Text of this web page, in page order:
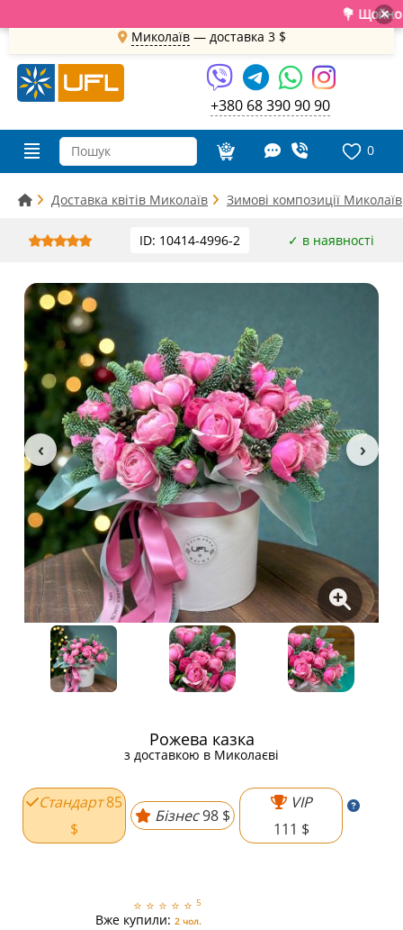
💐 Щойно×
Миколаїв— доставка 3 $
+380 68 390 90 90
0
Доставка квітів Миколаїв Зимові композиції Миколаїв
ID: 10414-4996-2 ✓ в наявності
Рожева казка
з доставкою в Миколаєві
Стандарт 85
$
Бізнес98 $
VIP
111 $
⭐ ⭐ ⭐ ⭐ ⭐ 5
Вже купили: 2 чол.